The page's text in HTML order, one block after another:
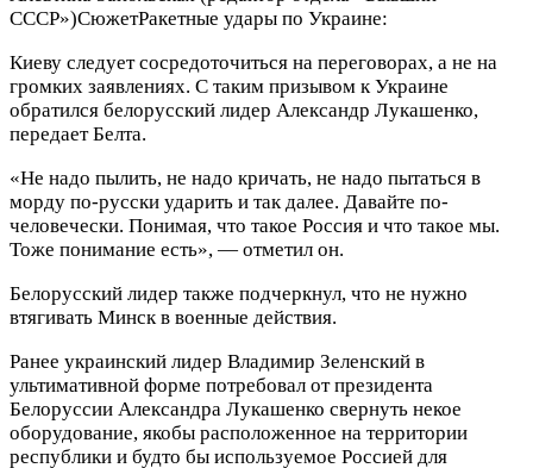
СССР»)СюжетРакетные удары по Украине:
Киеву следует сосредоточиться на переговорах, а не на
громких заявлениях. С таким призывом к Украине
обратился белорусский лидер Александр Лукашенко,
передает Белта.
«Не надо пылить, не надо кричать, не надо пытаться в
морду по-русски ударить и так далее. Давайте по-
человечески. Понимая, что такое Россия и что такое мы.
Тоже понимание есть», — отметил он.
Белорусский лидер также подчеркнул, что не нужно
втягивать Минск в военные действия.
Ранее украинский лидер Владимир Зеленский в
ультимативной форме потребовал от президента
Белоруссии Александра Лукашенко свернуть некое
оборудование, якобы расположенное на территории
республики и будто бы используемое Россией для